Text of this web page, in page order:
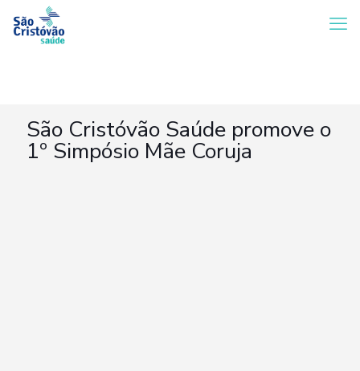
São Cristóvão Saúde promove o
1º Simpósio Mãe Coruja